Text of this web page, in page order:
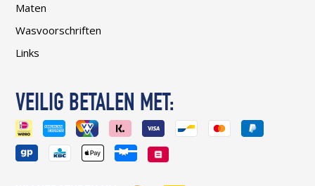
Maten
Wasvoorschriften
Links
VEILIG BETALEN MET: